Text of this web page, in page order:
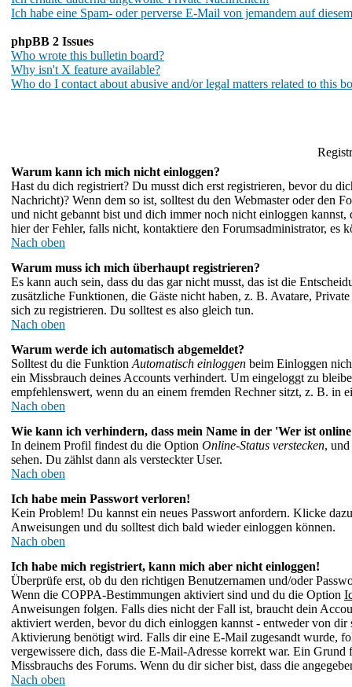
Ich habe eine Spam- oder perverse E-Mail von jemandem auf
phpBB 2 Issues
Who wrote this bulletin board?
Why isn't X feature available?
Who do I contact about abusive and/or legal matters related to this
Warum kann ich mich nicht einloggen?
Hast du dich registriert? Du musst dich erst registrieren, bevor du
Nachricht)? Wenn dem so ist, solltest du den Webmaster oder den
und nicht gebannt bist und dich immer noch nicht einloggen
hier der Fehler, falls nicht, kontaktiere den Forumsadministrator, es
Nach oben
Warum muss ich mich überhaupt registrieren?
Es kann auch sein, dass du das gar nicht musst, das ist die
zusätzliche Funktionen, die Gäste nicht haben, z. B. Avatare,
sich zu registrieren. Du solltest es also gleich tun.
Nach oben
Warum werde ich automatisch abgemeldet?
Solltest du die Funktion Automatisch einloggen beim Einloggen
ein Missbrauch deines Accounts verhindert. Um eingeloggt zu
empfehlenswert, wenn du an einem fremden Rechner sitzt, z. B. in
Nach oben
Wie kann ich verhindern, dass mein Name in der 'Wer ist
In deinem Profil findest du die Option Online-Status verstecken,
sehen. Du zählst dann als versteckter User.
Nach oben
Ich habe mein Passwort verloren!
Kein Problem! Du kannst ein neues Passwort anfordern. Klicke
Anweisungen und du solltest dich bald wieder einloggen können.
Nach oben
Ich habe mich registriert, kann mich aber nicht einloggen!
Überprüfe erst, ob du den richtigen Benutzernamen und/oder
Wenn die COPPA-Bestimmungen aktiviert sind und du die Option
Anweisungen folgen. Falls dies nicht der Fall ist, braucht dein
aktiviert werden, bevor du dich einloggen kannst - entweder von
Aktivierung benötigt wird. Falls dir eine E-Mail zugesandt wurde,
vergewissere dich, dass die E-Mail-Adresse korrekt war. Ein
Missbrauchs des Forums. Wenn du dir sicher bist, dass die
Nach oben